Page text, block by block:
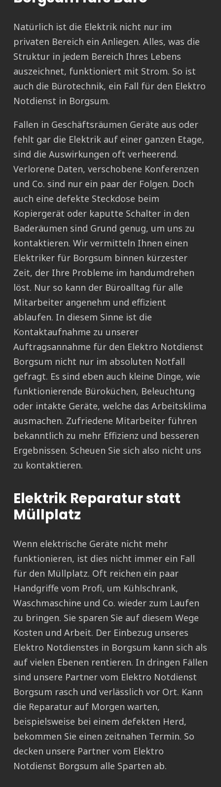
Natürlich ist die Elektrik nicht nur im
privaten Bereich ein Anliegen. Alles, was die
Struktur in jedem Bereich Ihres Lebens
auszeichnet, funktioniert mit Strom. So ist
auch die Bürotechnik, ein Fall für den Elektro
Notdienst in Borgsum.
Fallen in Geschäftsräumen Geräte aus oder
fehlt gar die Elektrik auf einer ganzen Etage,
sind die Auswirkungen oft verheerend.
Verlorene Daten, verschobene Konferenzen
und Co. sind nur ein paar der Folgen. Doch
auch eine defekte Steckdose beim
Kopiergerät oder kaputte Schalter in den
Baderäumen sind Grund genug, um uns zu
kontaktieren. Wir vermitteln Ihnen einen
Elektriker für Borgsum binnen kürzester
Zeit, der Ihre Probleme im handumdrehen
löst. Nur so kann der Büroalltag für alle
Mitarbeiter angenehm und effizient
ablaufen. In diesem Sinne ist die
Kontaktaufnahme zu unserer
Auftragsannahme für den Elektro Notdienst
Borgsum nicht nur im absoluten Notfall
gefragt. Es sind eben auch kleine Dinge, wie
funktionierende Büroküchen, Beleuchtung
oder intakte Geräte, welche das Arbeitsklima
ausmachen. Zufriedene Mitarbeiter führen
bekanntlich zu mehr Effizienz und besseren
Ergebnissen. Scheuen Sie sich also nicht uns
zu kontaktieren.
Elektrik Reparatur statt
Müllplatz
Wenn elektrische Geräte nicht mehr
funktionieren, ist dies nicht immer ein Fall
für den Müllplatz. Oft reichen ein paar
Handgriffe vom Profi, um Kühlschrank,
Waschmaschine und Co. wieder zum Laufen
zu bringen. Sie sparen Sie auf diesem Wege
Kosten und Arbeit. Der Einbezug unseres
Elektro Notdienstes in Borgsum kann sich als
auf vielen Ebenen rentieren. In dringen Fällen
sind unsere Partner vom Elektro Notdienst
Borgsum rasch und verlässlich vor Ort. Kann
die Reparatur auf Morgen warten,
beispielsweise bei einem defekten Herd,
bekommen Sie einen zeitnahen Termin. So
decken unsere Partner vom Elektro
Notdienst Borgsum alle Sparten ab.